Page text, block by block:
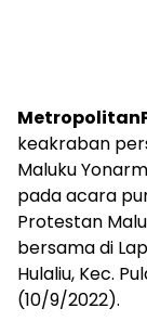
keakraban
Maluku
pada acara
Protestan
bersama di
Hulaliu, Kec.
(10/9/2022).